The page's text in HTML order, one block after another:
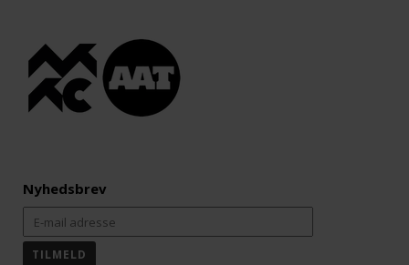
Nyhedsbrev